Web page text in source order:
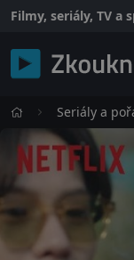
Filmy, seriály, TV a
Seriály a